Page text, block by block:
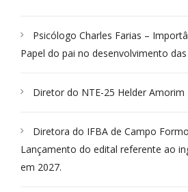
Psicólogo Charles Farias –
Papel do pai no desenvolvimento das
Diretor do NTE-25 Helder
Diretora do IFBA de Campo
Lançamento do edital referente ao
em 2027.